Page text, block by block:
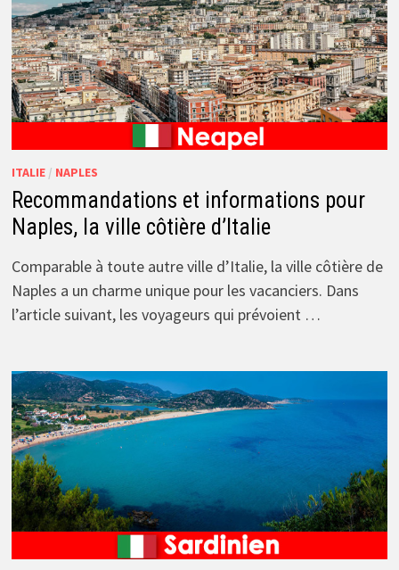
ITALIE/ NAPLES
Recommandations et informations pour
Naples, la ville côtière d’Italie
Comparable à toute autre ville d’Italie, la ville côtière de
Naples a un charme unique pour les vacanciers. Dans
l’article suivant, les voyageurs qui prévoient …